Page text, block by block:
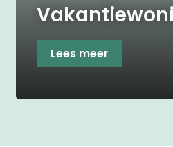
Lees meer